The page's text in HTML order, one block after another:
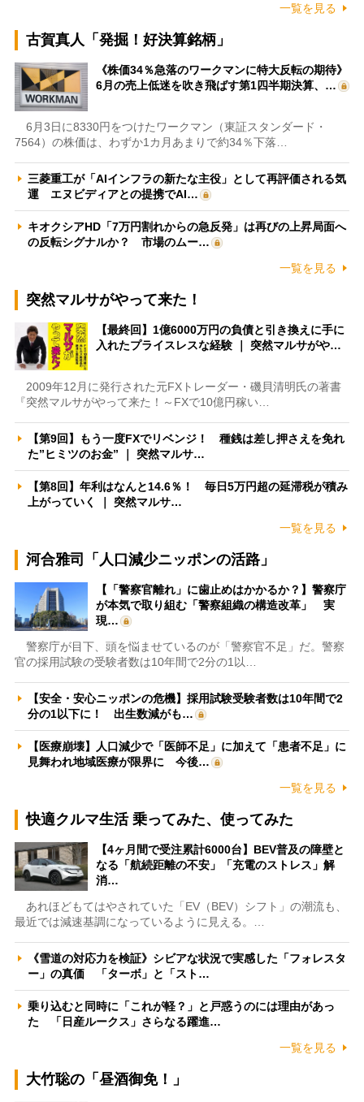
一覧を見る
古賀真人「発掘！好決算銘柄」
《株価34％急落のワークマンに特大反転の期待》
6月の売上低迷を吹き飛ばす第1四半期決算、…
6月3日に8330円をつけたワークマン（東証スタンダード・
7564）の株価は、わずか1カ月あまりで約34％下落…
三菱重工が「AIインフラの新たな主役」として再評価される気
運 エヌビディアとの提携でAI…
キオクシアHD「7万円割れからの急反発」は再びの上昇局面へ
の反転シグナルか？ 市場のムー…
一覧を見る
突然マルサがやって来た！
【最終回】1億6000万円の負債と引き換えに手に
入れたプライスレスな経験 ｜ 突然マルサがや…
2009年12月に発行された元FXトレーダー・磯貝清明氏の著書
『突然マルサがやって来た！～FXで10億円稼い…
【第9回】もう一度FXでリベンジ！ 種銭は差し押さえを免れ
た”ヒミツのお金” ｜ 突然マルサ…
【第8回】年利はなんと14.6％！ 毎日5万円超の延滞税が積み
上がっていく ｜ 突然マルサ…
一覧を見る
河合雅司「人口減少ニッポンの活路」
【「警察官離れ」に歯止めはかかるか？】警察庁
が本気で取り組む「警察組織の構造改革」 実
現…
警察庁が目下、頭を悩ませているのが「警察官不足」だ。警察
官の採用試験の受験者数は10年間で2分の1以…
【安全・安心ニッポンの危機】採用試験受験者数は10年間で2
分の1以下に！ 出生数減がも…
【医療崩壊】人口減少で「医師不足」に加えて「患者不足」に
見舞われ地域医療が限界に 今後…
一覧を見る
快適クルマ生活 乗ってみた、使ってみた
【4ヶ月間で受注累計6000台】BEV普及の障壁と
なる「航続距離の不安」「充電のストレス」解
消…
あれほどもてはやされていた「EV（BEV）シフト」の潮流も、
最近では減速基調になっているように見える。…
《雪道の対応力を検証》シビアな状況で実感した「フォレスタ
ー」の真価 「ターボ」と「スト…
乗り込むと同時に「これが軽？」と戸惑うのには理由があっ
た 「日産ルークス」さらなる躍進…
一覧を見る
大竹聡の「昼酒御免！」